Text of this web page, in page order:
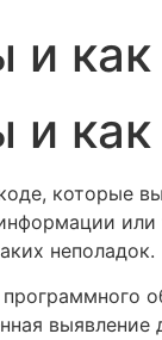
и
и
которые
неполадок.